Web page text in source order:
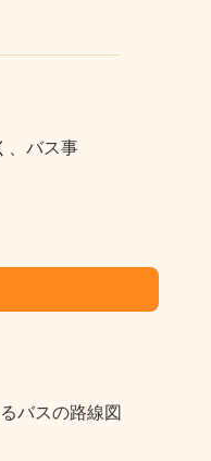
、バス事
バスの路線図